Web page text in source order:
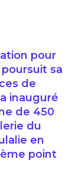
pour
sa
de
inauguré
de 450
du
en
point